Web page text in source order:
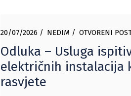
20/07/2026 NEDIM OTVORENI
Odluka – Usluga
električnih instalacija
rasvjete